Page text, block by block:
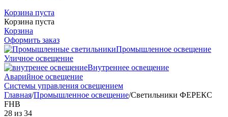
Корзина пуста
Корзина пуста
Корзина
Оформить заказ
Промышленное освещение
Уличное освещение
Внутреннее освещение
Аварийное освещение
Системы управления освещением
Главная/Промышленное освещение/Светильники ФЕРЕКС
FHB
28 из 34